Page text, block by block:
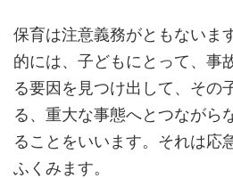
保育は注意義務がともないま
的には、子どもにとって、事
る要因を見つけ出して、その
る、重大な事態へとつながら
ることをいいます。それは応
ふくみます。